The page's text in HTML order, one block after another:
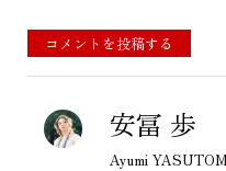
コメントを投稿する
安冨 歩
Ayumi